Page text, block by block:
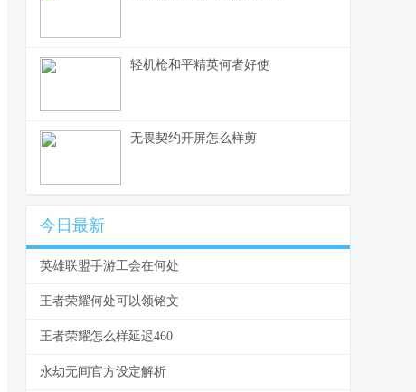
轻机枪和平精英何者好使
无畏契约开屏怎么样剪
今日最新
英雄联盟手游工会在何处
王者荣耀何处可以领铭文
王者荣耀怎么样延迟460
永劫无间官方设定解析